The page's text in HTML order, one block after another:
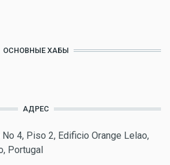
ОСНОВНЫЕ ХАБЫ
АДРЕС
No 4, Piso 2, Edificio Orange Lelao,
Portugal